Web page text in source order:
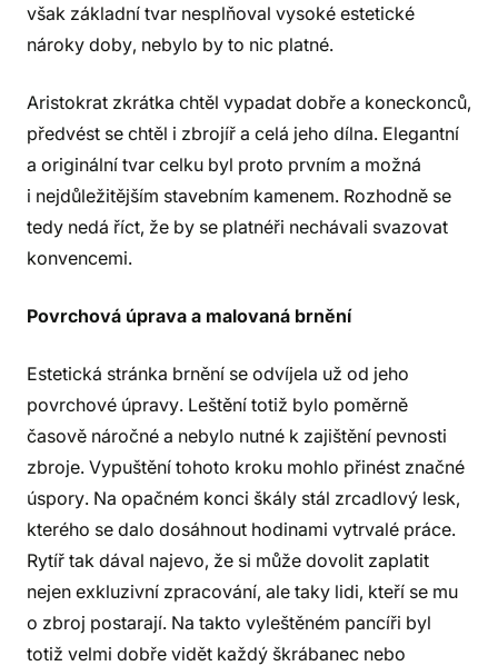
však základní tvar nesplňoval vysoké estetické
nároky doby, nebylo by to nic platné.
Aristokrat zkrátka chtěl vypadat dobře a koneckonců,
předvést se chtěl i zbrojíř a celá jeho dílna. Elegantní
a originální tvar celku byl proto prvním a možná
i nejdůležitějším stavebním kamenem. Rozhodně se
tedy nedá říct, že by se platnéři nechávali svazovat
konvencemi.
Povrchová úprava a malovaná brnění
Estetická stránka brnění se odvíjela už od jeho
povrchové úpravy. Leštění totiž bylo poměrně
časově náročné a nebylo nutné k zajištění pevnosti
zbroje. Vypuštění tohoto kroku mohlo přinést značné
úspory. Na opačném konci škály stál zrcadlový lesk,
kterého se dalo dosáhnout hodinami vytrvalé práce.
Rytíř tak dával najevo, že si může dovolit zaplatit
nejen exkluzivní zpracování, ale taky lidi, kteří se mu
o zbroj postarají. Na takto vyleštěném pancíři byl
totiž velmi dobře vidět každý škrábanec nebo